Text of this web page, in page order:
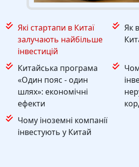
Які стартапи в Китаї
залучають найбільше
інвестицій
Як
Китайська програма
«Один пояс - один
шлях»: економічні
ефекти
Чому іноземні компанії
інвестують у Китай